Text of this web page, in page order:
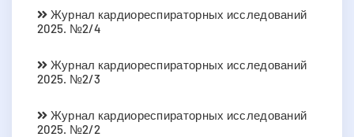
Журнал кардиореспираторных исследований
2025. №2/4
Журнал кардиореспираторных исследований
2025. №2/3
Журнал кардиореспираторных исследований
2025. №2/2